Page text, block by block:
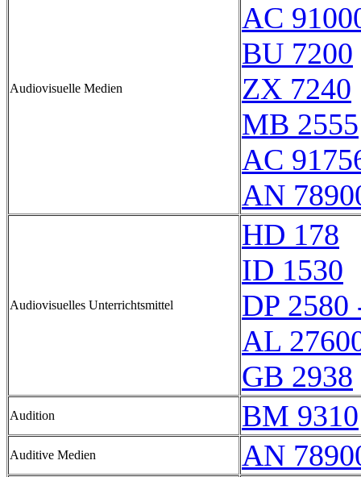
Audiovisuelle Medien
AC
BU 7200
ZX 7240
MB 2555
AC
AN
Audiovisuelles Unterrichtsmittel
HD 178
ID 1530
DP 2580
AL
GB 2938
Audition BM 9310
Auditive Medien AN